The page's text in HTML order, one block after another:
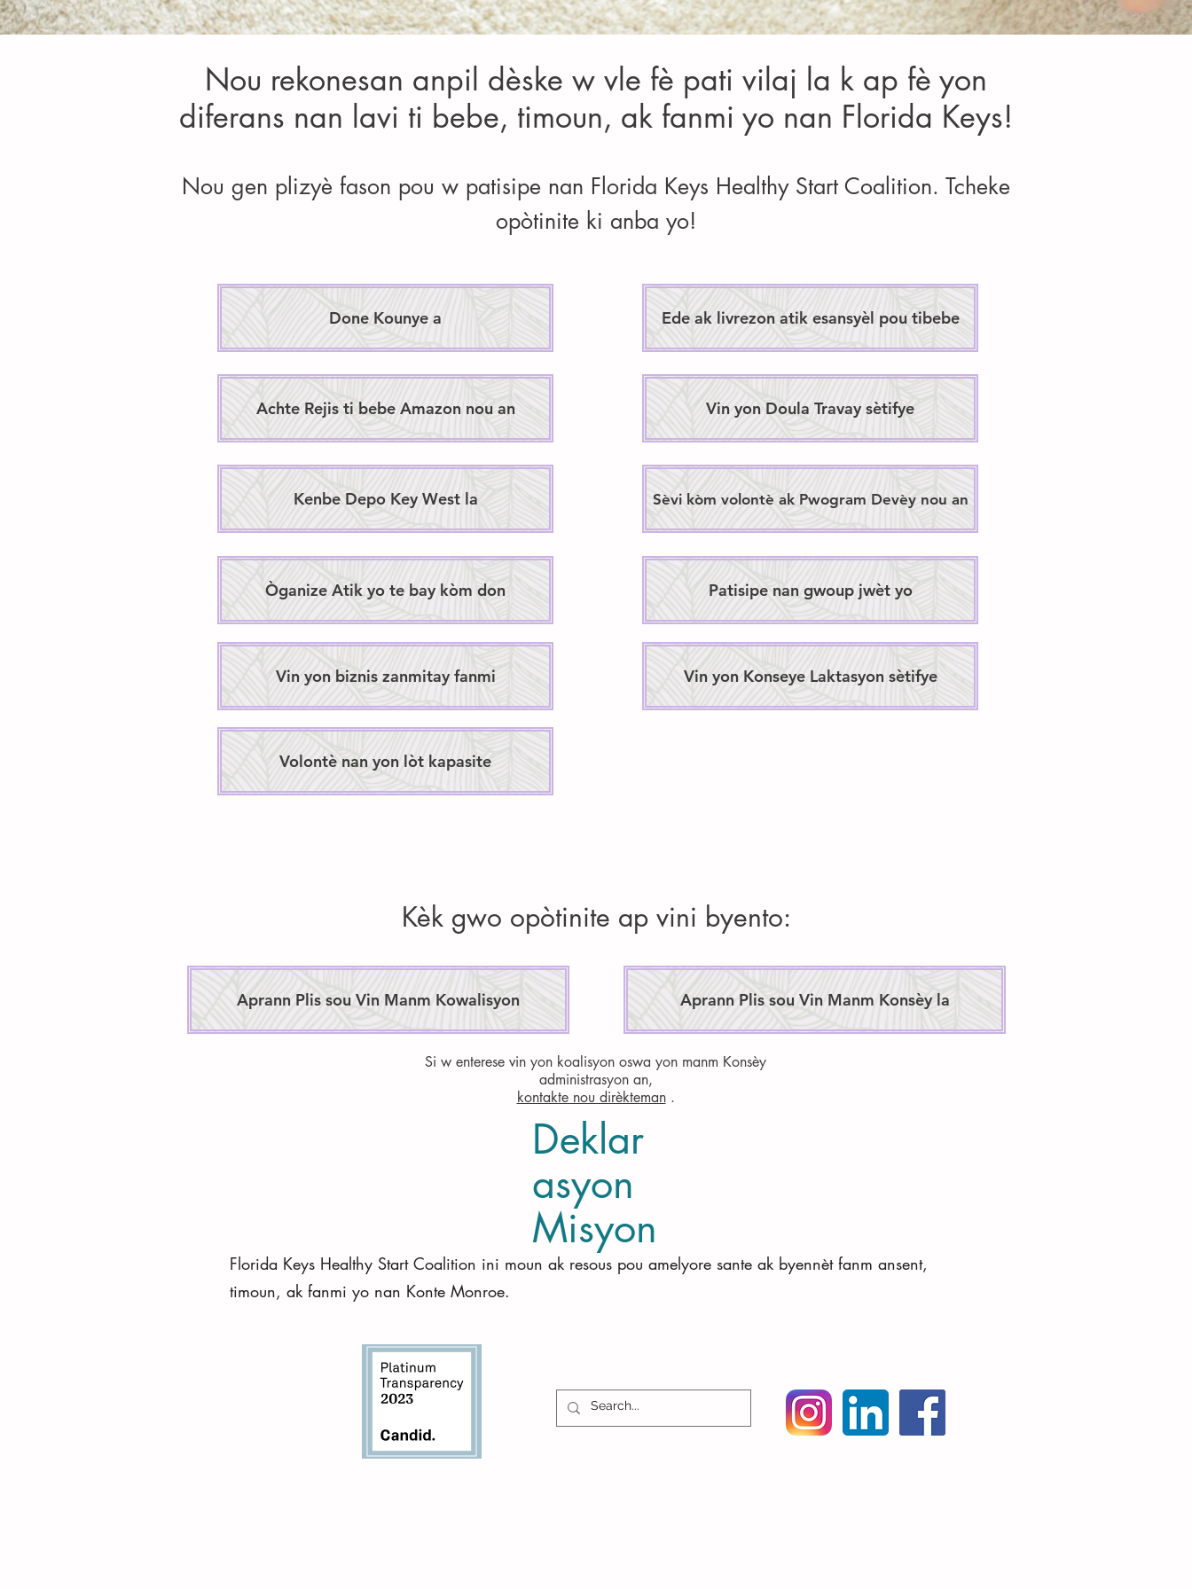
Nou rekonesan anpil dèske w vle fè pati vilaj la k ap fè yon
diferans nan lavi ti bebe, timoun, ak fanmi yo nan Florida Keys!
Nou gen plizyè fason pou w patisipe nan Florida Keys Healthy Start Coalition. Tcheke
opòtinite ki anba yo!
Done Kounye a
Achte Rejis ti bebe Amazon nou an
Kenbe Depo Key West la
Òganize Atik yo te bay kòm don
Vin yon biznis zanmitay fanmi
Ede ak livrezon atik esansyèl pou tibebe
Vin yon Doula Travay sètifye
Sèvi kòm volontè ak Pwogram Devèy nou an
Patisipe nan gwoup jwèt yo
Vin yon Konseye Laktasyon sètifye
Volontè nan yon lòt kapasite
Kèk gwo opòtinite ap vini byento:
Aprann Plis sou Vin Manm Kowalisyon Aprann Plis sou Vin Manm Konsèy la
Si w enterese vin yon koalisyon oswa yon manm Konsèy
administrasyon an,
kontakte nou dirèkteman.
Deklar
asyon
Misyon
Florida Keys Healthy Start Coalition ini moun ak resous pou amelyore sante ak byennèt fanm ansent,
timoun, ak fanmi yo nan Konte Monroe.